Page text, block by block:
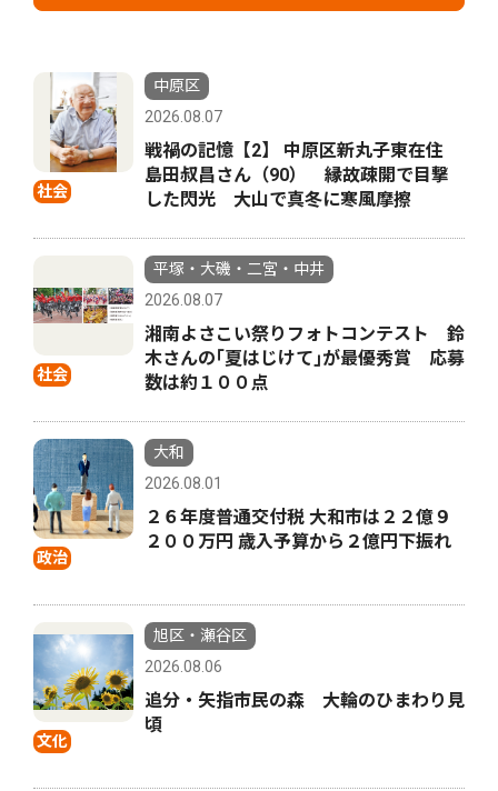
社会
中原区
2026.08.07
戦禍の記憶【2】 中原区新丸子東在住
島田叔昌さん（90） 縁故疎開で目撃
した閃光 大山で真冬に寒風摩擦
社会
平塚・大磯・二宮・中井
2026.08.07
湘南よさこい祭りフォトコンテスト 鈴
木さんの｢夏はじけて｣が最優秀賞 応募
数は約１００点
政治
大和
2026.08.01
２６年度普通交付税 大和市は２２億９
２００万円 歳入予算から２億円下振れ
文化
旭区・瀬谷区
2026.08.06
追分・矢指市民の森 大輪のひまわり見
頃